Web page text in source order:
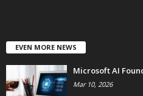
EVEN MORE NEWS
Microsoft AI
Mar 10, 2026